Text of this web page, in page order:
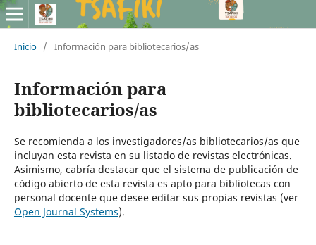
Inicio / Información para bibliotecarios/as
Información para
bibliotecarios/as
Se recomienda a los investigadores/as bibliotecarios/as que
incluyan esta revista en su listado de revistas electrónicas.
Asimismo, cabría destacar que el sistema de publicación de
código abierto de esta revista es apto para bibliotecas con
personal docente que desee editar sus propias revistas (ver
Open Journal Systems).